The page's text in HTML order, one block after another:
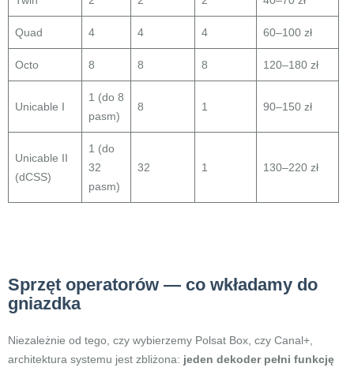
Quad 4 4 4 60–100 zł
Octo 8 8 8 120–180 zł
Unicable I
1 (do 8
pasm)
8 1 90–150 zł
Unicable II
(dCSS)
1 (do
32
pasm)
32 1 130–220 zł
Sprzęt operatorów — co wkładamy do
gniazdka
Niezależnie od tego, czy wybierzemy Polsat Box, czy Canal+,
architektura systemu jest zbliżona: jeden dekoder pełni funkcję